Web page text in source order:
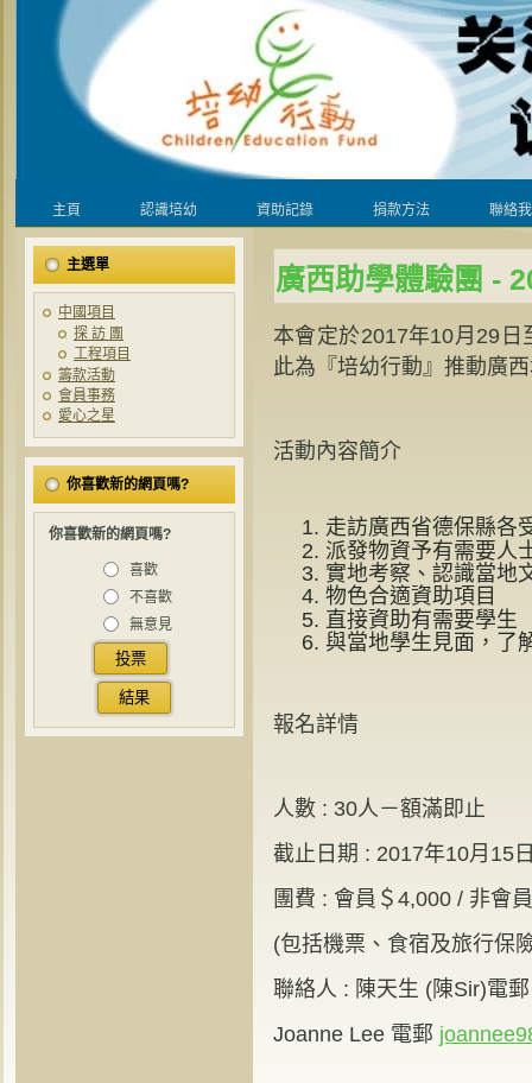
主頁 認識培幼 資助記錄 捐款方法 聯絡
主選單
中國項目
探 訪 團
工程項目
籌款活動
會員事務
愛心之星
你喜歡新的網頁嗎?
你喜歡新的網頁嗎?
喜歡
不喜歡
無意見
廣西助學體驗團 -
本會定於2017年10月29
此為『培幼行動』推動廣
活動內容簡介
走訪廣西省德保縣各
派發物資予有需要人
實地考察、認識當地
物色合適資助項目
直接資助有需要學生
與當地學生見面，了
報名詳情
人數 : 30人－額滿即止
截止日期 : 2017年10月15
團費 : 會員＄4,000 / 非會
(包括機票、食宿及旅行保
聯絡人 : 陳天生 (陳Sir)電
Joanne Lee 電郵